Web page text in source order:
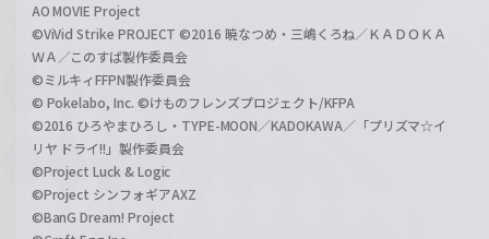
AO MOVIE Project
©ViVid Strike PROJECT ©2016 暁なつめ・三嶋くろね／ＫＡＤＯＫＡ
ＷＡ／このすば製作委員会
©ミルキィFFPN製作委員会
© Pokelabo, Inc. ©けものフレンズプロジェクト/KFPA
©2016 ひろやまひろし・TYPE-MOON／KADOKAWA／「プリズマ☆イ
リヤ ドライ!!」製作委員会
©Project Luck & Logic
©Project シンフォギアAXZ
©BanG Dream! Project